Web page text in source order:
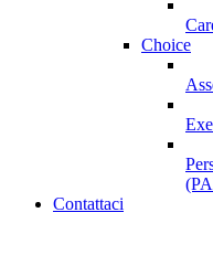
Choice
Contattaci